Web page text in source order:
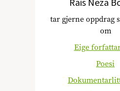
Rais Neza
tar gjerne oppdrag
om
Eige
Poesi